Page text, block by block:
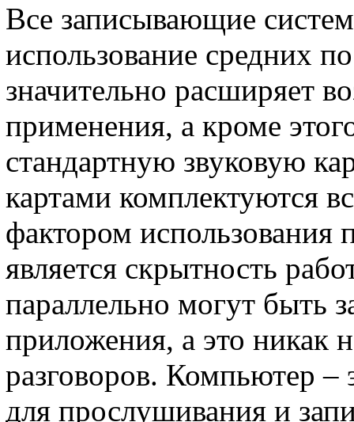
Все записывающие
использование средних
значительно расширяет
применения, а кроме
стандартную звуковую
картами комплектуются
фактором
является скрытность
параллельно могут быть
приложения, а это никак
разговоров. Компьютер –
для прослушивания и